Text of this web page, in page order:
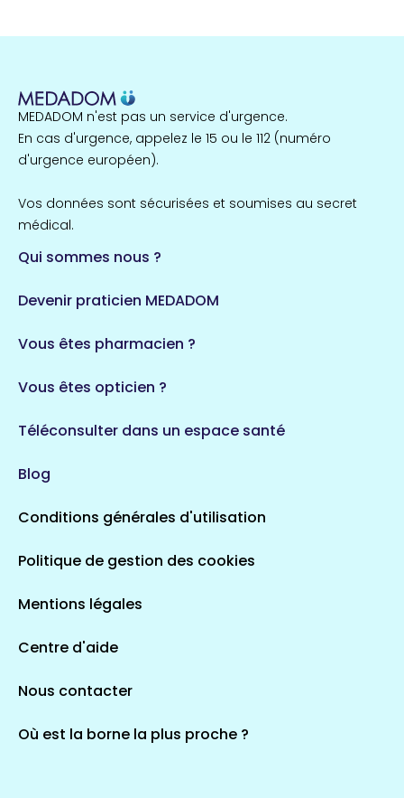
MEDADOM n'est pas un service d'urgence.
En cas d'urgence, appelez le 15 ou le 112 (numéro
d'urgence européen).
Vos données sont sécurisées et soumises au secret
médical.
Qui sommes nous ?
Devenir praticien MEDADOM
Vous êtes pharmacien ?
Vous êtes opticien ?
Téléconsulter dans un espace santé
Blog
Conditions générales d'utilisation
Politique de gestion des cookies
Mentions légales
Centre d'aide
Nous contacter
Où est la borne la plus proche ?